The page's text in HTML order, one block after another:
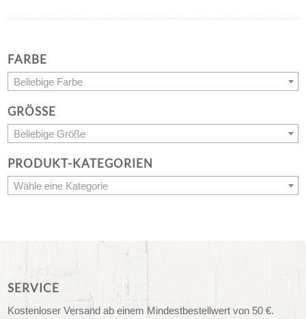
FARBE
Beliebige Farbe
GRÖSSE
Beliebige Größe
PRODUKT-KATEGORIEN
Wähle eine Kategorie
SERVICE
Kostenloser Versand ab einem Mindestbestellwert von 50 €.